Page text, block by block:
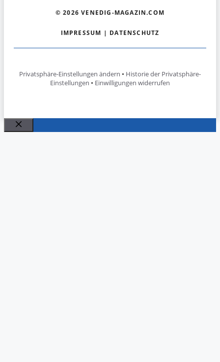
© 2026 VENEDIG-MAGAZIN.COM
IMPRESSUM | DATENSCHUTZ
Privatsphäre-Einstellungen ändern • Historie der Privatsphäre-
Einstellungen • Einwilligungen widerrufen
Schließen